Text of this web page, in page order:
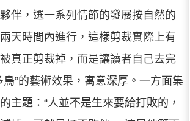
伴，選一系列情節的發展按自然的
天時間內進行，這樣剪裁實際上有
真正剪裁掉，而是讓讀者自己去完
鳥”的藝術效果，寓意深厚。一方面集
主題：“人並不是生來要給打敗的，